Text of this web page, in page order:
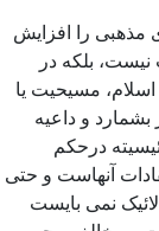
را افزایش
بلکه در
مسیحیت یا
و داعیه
درحکم
آنهاست و حتی
نمی بایست